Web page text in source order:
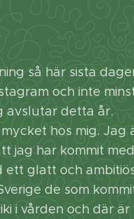
så här sista
och inte
avslutar detta år.
hos mig.
jag har kommit
ett glatt och
de som
i vården och där